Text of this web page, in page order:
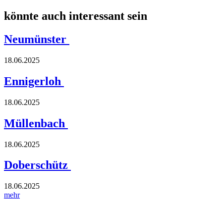
könnte auch interessant sein
Neumünster
18.06.2025
Ennigerloh
18.06.2025
Müllenbach
18.06.2025
Doberschütz
18.06.2025
mehr